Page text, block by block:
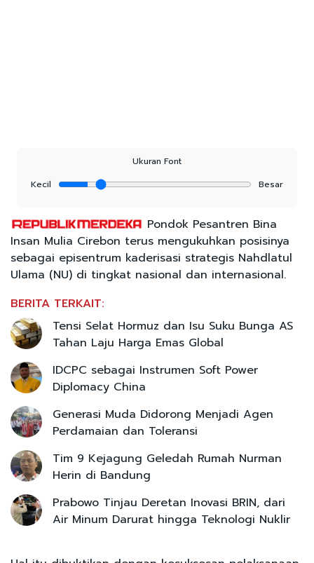
Ukuran Font
Kecil
Besar
Pondok Pesantren Bina
Insan Mulia Cirebon terus mengukuhkan posisinya
sebagai episentrum kaderisasi strategis Nahdlatul
Ulama (NU) di tingkat nasional dan internasional.
BERITA TERKAIT:
Tensi Selat Hormuz dan Isu Suku Bunga AS
Tahan Laju Harga Emas Global
IDCPC sebagai Instrumen Soft Power
Diplomacy China
Generasi Muda Didorong Menjadi Agen
Perdamaian dan Toleransi
Tim 9 Kejagung Geledah Rumah Nurman
Herin di Bandung
Prabowo Tinjau Deretan Inovasi BRIN, dari
Air Minum Darurat hingga Teknologi Nuklir